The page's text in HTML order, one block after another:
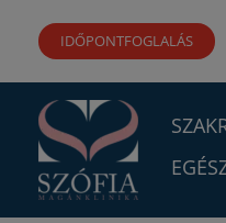
tartalomra
IDŐPONTFOGLALÁS